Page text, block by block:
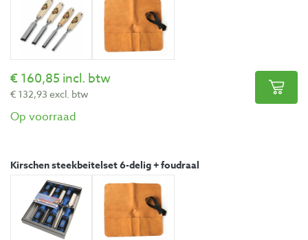
160,85 incl. btw
132,93 excl. btw
Op voorraad
Kirschen steekbeitelset 6-delig + foudraal